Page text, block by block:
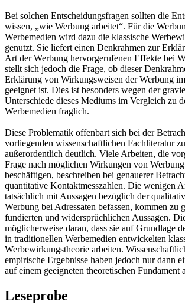
Bei solchen Entscheidungsfragen sollten die
wissen, „wie Werbung arbeitet“. Für die
Werbemedien wird dazu die klassische
genutzt. Sie liefert einen Denkrahmen zur
Art der Werbung hervorgerufenen Effekte bei
stellt sich jedoch die Frage, ob dieser
Erklärung von Wirkungsweisen der Werbung
geeignet ist. Dies ist besonders wegen der
Unterschiede dieses Mediums im Vergleich zu
Werbemedien fraglich.
Diese Problematik offenbart sich bei der
vorliegenden wissenschaftlichen Fachliteratur
außerordentlich deutlich. Viele Arbeiten, die
Frage nach möglichen Wirkungen von
beschäftigen, beschreiben bei genauerer
quantitative Kontaktmesszahlen. Die wenigen
tatsächlich mit Aussagen bezüglich der
Werbung bei Adressaten befassen, kommen zu
fundierten und widersprüchlichen Aussagen.
möglicherweise daran, dass sie auf Grundlage
in traditionellen Werbemedien entwickelten
Werbewirkungstheorie arbeiten.
empirische Ergebnisse haben jedoch nur dann
auf einem geeigneten theoretischen Fundament
Leseprobe